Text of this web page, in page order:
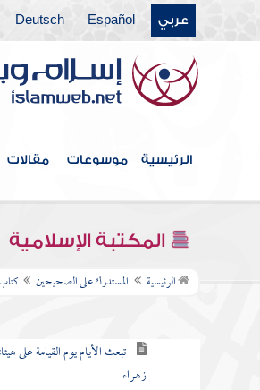
عربي Español
Deutsch
الرئيسية موسوعات مقالات
المكتبة الإسلامية
الرئيسية المستدرك على الصحيحين
مقدمة المؤلف
كتاب الإيمان
كتاب العلم
كتاب الطهارة
أول كتاب الصلاة
ومن كتاب الإمامة وصلاة الجماعة
كتاب الجمعة
تبعث الأيام يوم القيامة على
زهراء